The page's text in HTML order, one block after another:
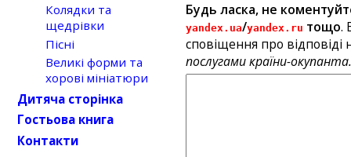
Будь ласка, не
yandex.ua/yandex.ru тощо.
сповіщення про відповіді
послугами країни-
Колядки та
щедрівки
Пісні
Великі форми та
хорові мініатюри
Дитяча сторінка
Гостьова книга
Контакти